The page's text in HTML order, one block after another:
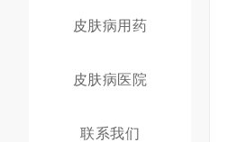
皮肤病用药
皮肤病医院
联系我们